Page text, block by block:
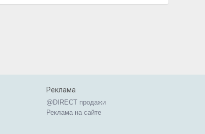
Реклама
@DIRECT продажи
Реклама на сайте